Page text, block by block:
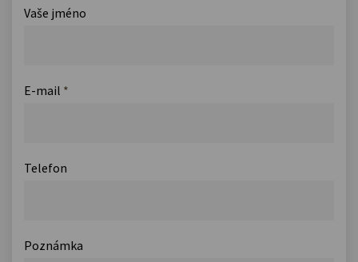
Vaše jméno
E-mail *
Telefon
Poznámka